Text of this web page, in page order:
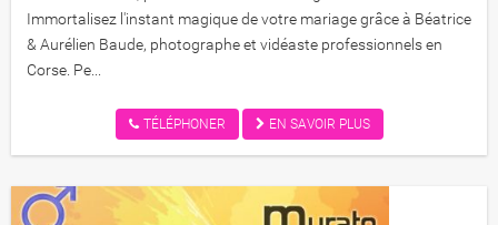
Immortalisez l'instant magique de votre mariage grâce à Béatrice
& Aurélien Baude, photographe et vidéaste professionnels en
Corse. Pe...
TÉLÉPHONER EN SAVOIR PLUS